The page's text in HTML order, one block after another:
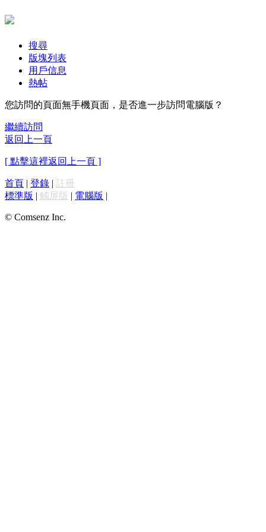
搜尋
版塊列表
用戶信息
熱帖
您訪問的頁面無手機頁面，是否進一步訪問電腦版？
繼續訪問
返回上一頁
[ 點擊這裡返回上一頁 ]
首頁 | 登錄 | 註冊
標準版 | 觸屏版 | 電腦版 |
© Comsenz Inc.